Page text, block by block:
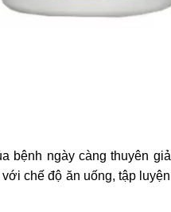
bệnh ngày càng thuyên
chế độ ăn uống, tập